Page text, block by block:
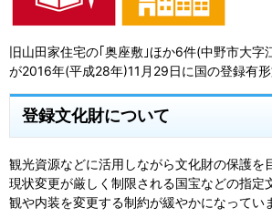
旧山田家住宅の｢奥座敷｣ほか6件(中野市大
が2016年(平成28年)11月29日に国の登録有形
登録文化財について
観光資源などに活用しながら文化財の保護を
現状変更が厳しく制限される国宝などの指定
観や内装を変更する制約が緩やかになってい